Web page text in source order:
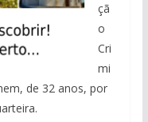
çã
o
Cri
mi
de 32 anos, por